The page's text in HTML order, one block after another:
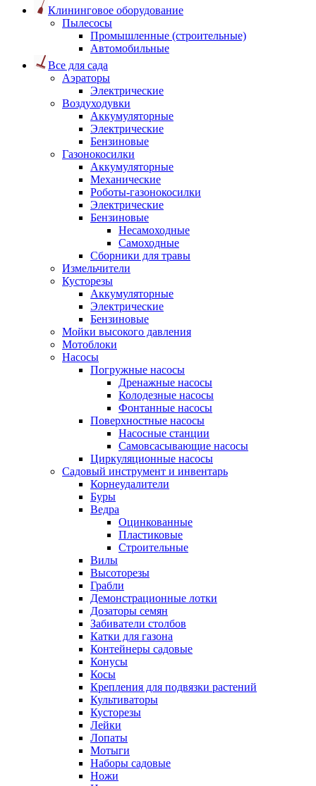
Клининговое оборудование
Пылесосы
Промышленные (строительные)
Автомобильные
Все для сада
Аэраторы
Электрические
Воздуходувки
Аккумуляторные
Электрические
Бензиновые
Газонокосилки
Аккумуляторные
Механические
Роботы-газонокосилки
Электрические
Бензиновые
Несамоходные
Самоходные
Сборники для травы
Измельчители
Кусторезы
Аккумуляторные
Электрические
Бензиновые
Мойки высокого давления
Мотоблоки
Насосы
Погружные насосы
Дренажные насосы
Колодезные насосы
Фонтанные насосы
Поверхностные насосы
Насосные станции
Самовсасывающие насосы
Циркуляционные насосы
Садовый инструмент и инвентарь
Корнеудалители
Буры
Ведра
Оцинкованные
Пластиковые
Строительные
Вилы
Высоторезы
Грабли
Демонстрационные лотки
Дозаторы семян
Забиватели столбов
Катки для газона
Контейнеры садовые
Конусы
Косы
Крепления для подвязки растений
Культиваторы
Кусторезы
Лейки
Лопаты
Мотыги
Наборы садовые
Ножи